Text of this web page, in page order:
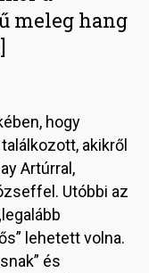
meleg hang
hogy
akikről
Artúrral,
Utóbbi az
lehetett volna.
és